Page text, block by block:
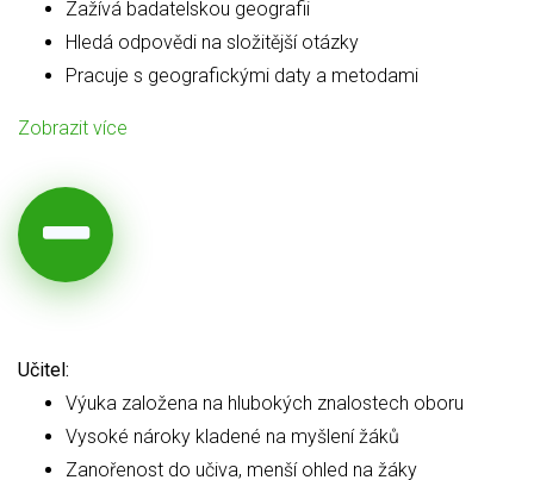
Zažívá badatelskou geografii
Hledá odpovědi na složitější otázky
Pracuje s geografickými daty a metodami
Zobrazit více
Učitel:
Výuka založena na hlubokých znalostech oboru
Vysoké nároky kladené na myšlení žáků
Zanořenost do učiva, menší ohled na žáky